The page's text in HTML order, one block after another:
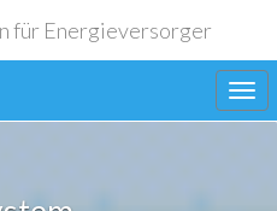
für Energieversorger